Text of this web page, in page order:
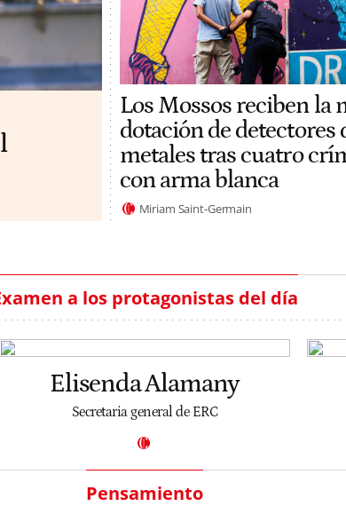
Los Mossos reciben la
dotación de detectores
metales tras cuatro
con arma blanca
Miriam Saint-Germain
a los protagonistas del día
Elisenda Alamany
Secretaria general de ERC
Pensamiento